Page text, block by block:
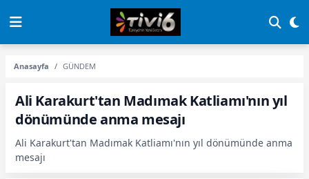
Anasayfa GÜNDEM
Ali Karakurt'tan Madımak Katliamı'nın yıl
dönümünde anma mesajı
Ali Karakurt'tan Madımak Katliamı'nın yıl dönümünde anma
mesajı